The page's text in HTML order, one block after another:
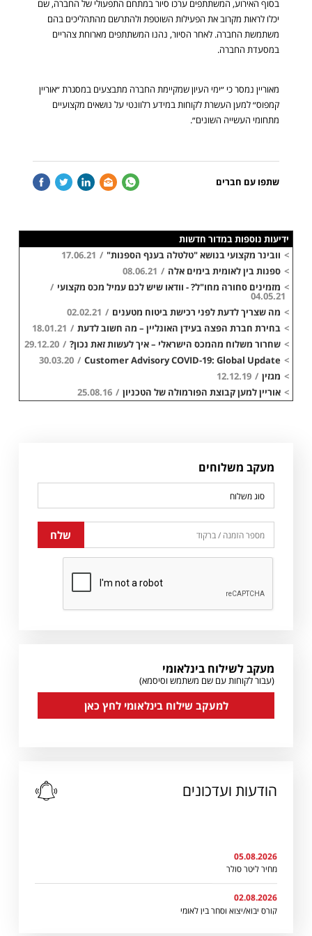
בסוף האירוע, המשתתפים ערכו סיור במתחם התפעולי של החברה, שם
יכלו לראות מקרוב את הפעילות השוטפת ולהתרשם מהתהליכים בהם
משתמשת החברה. לאחר הסיור, נהנו המשתתפים מארוחת צהריים
במסעדת החברה.
מאוריין נמסר כי ״ימי העיון שמקיימת החברה מתבצעים במסגרת ״אוריין
קמפוס״ למען העשרת לקוחות במידע רלוונטי על נושאים מקצועיים
מתחומי העשייה השונים״.
שתפו עם חברים Whatsapp
Email
LinkedIn
Twitter
ידיעות נוספות במדור חדשות
> וובינר מקצועי בנושא "טלטלה בענף הספנות" /
17.06.21
> ספנות בין לאומית בימים אלה /
08.06.21
> מזמינים סחורה מחו"ל? - וודאו שיש לכם עמיל מכס מקצועי /
04.05.21
> מה שצריך לדעת לפני רכישת ביטוח מטענים /
02.02.21
> בחירת חברת הפצה בעידן האונליין – מה חשוב לדעת /
18.01.21
> שחרור משלוח מהמכס הישראלי – איך לעשות זאת נכון? /
29.12.20
>
Customer Advisory COVID-19: Global Update
/
30.03.20
> מגזין /
12.12.19
> אוריין למען קבוצת הפורמולה של הטכניון /
25.08.16
מעקב משלוחים
מעקב לשילוח בינלאומי
(עבור לקוחות עם שם משתמש וסיסמא)
למעקב שילוח בינלאומי לחץ כאן
הודעות ועדכונים
מחיר ליטר סולר
קורס יבוא/יצוא וסחר בין לאומי